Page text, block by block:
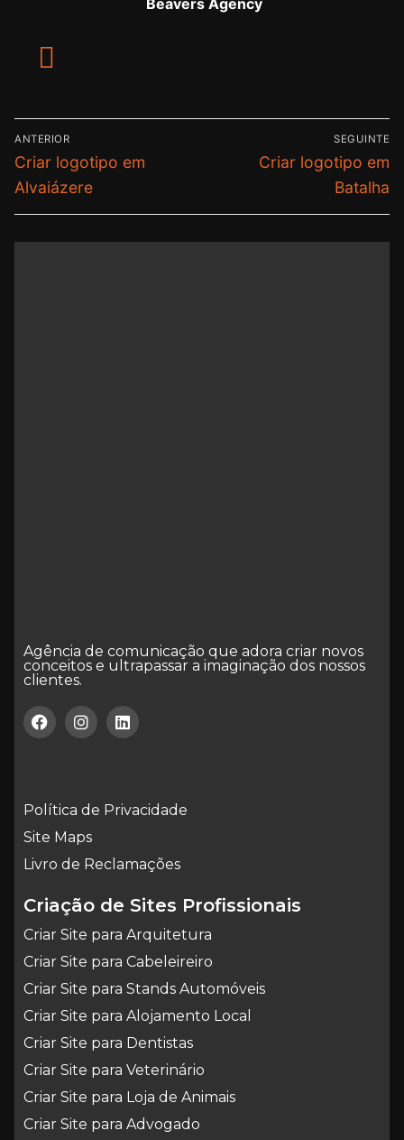
Beavers Agency
ANTERIOR
Criar logotipo em
Alvaiázere
SEGUINTE
Criar logotipo em
Batalha
Agência de comunicação que adora criar novos
conceitos e ultrapassar a imaginação dos nossos
clientes.
Política de Privacidade
Site Maps
Livro de Reclamações
Criação de Sites Profissionais
Criar Site para Arquitetura
Criar Site para Cabeleireiro
Criar Site para Stands Automóveis
Criar Site para Alojamento Local
Criar Site para Dentistas
Criar Site para Veterinário
Criar Site para Loja de Animais
Criar Site para Advogado